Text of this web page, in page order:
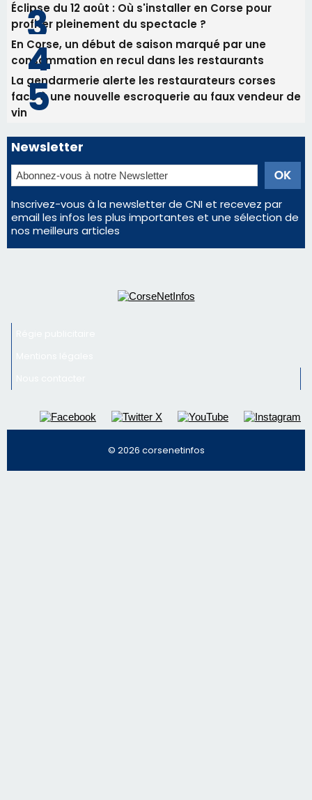
Éclipse du 12 août : Où s'installer en Corse pour
profiter pleinement du spectacle ?
En Corse, un début de saison marqué par une
consommation en recul dans les restaurants
La gendarmerie alerte les restaurateurs corses
face à une nouvelle escroquerie au faux vendeur de
vin
Newsletter
Inscrivez-vous à la newsletter de CNI et recevez par
email les infos les plus importantes et une sélection de
nos meilleurs articles
© 2026 corsenetinfos